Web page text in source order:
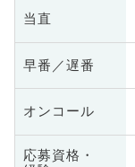
当直
早番／遅番
オンコール
応募資格・